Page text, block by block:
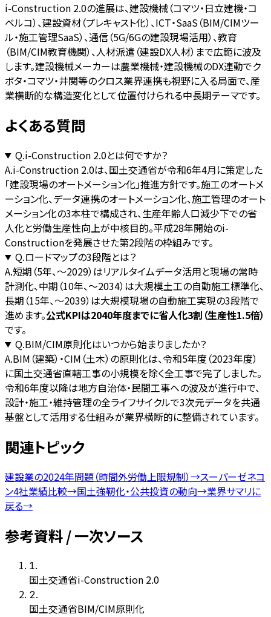
i-Construction 2.0の進展は、建設機械（コマツ・日立建機・コ
ベルコ）、建設資材（プレキャスト化）、ICT・SaaS（BIM/CIMツー
ル・施工管理SaaS）、通信（5G/6Gの建設現場活用）、教育
（BIM/CIM教育機関）、人材派遣（建設DX人材）まで広範に波及
します。建設機械メーカーは農業機械・建設機械のDX連動でク
ボタ・コマツ・井関等のクロス業界連携も視野に入る局面で、産
業横断的な構造変化として位置付けられる中長期テーマです。
よくある質問
Q.i-Construction 2.0とは何ですか？
A.i-Construction 2.0は、国土交通省が令和6年4月に策定した
「建設現場のオートメーション化」推進方針です。施工のオートメ
ーション化、データ連携のオートメーション化、施工管理のオート
メーション化の3本柱で構成され、生産年齢人口減少下での省
人化と労働生産性向上が中核目的。平成28年開始のi-
Constructionを発展させた第2段階の枠組みです。
Q.ロードマップの3段階とは？
A.短期（5年、〜2029）はリアルタイムデータ活用と現場の常時
計測化、中期（10年、〜2034）は大規模土工の自動施工標準化、
長期（15年、〜2039）は大規模現場の自動施工実現の3段階で
進めます。公式KPIは2040年度までに省人化3割（生産性1.5倍）
です。
Q.BIM/CIM原則化はいつから始まりましたか？
A.BIM（建築）・CIM（土木）の原則化は、令和5年度（2023年度）
に国土交通省直轄工事の小規模を除く全工事で完了しました。
令和6年度以降は地方自治体・民間工事への波及が進行中で、
設計・施工・維持管理の全ライフサイクルで3次元データを共通
基盤として活用する仕組みが業界横断的に整備されています。
関連トピック
建設業の2024年問題（時間外労働上限規制）→スーパーゼネコ
ン4社業績比較→国土強靭化・公共投資の動向→業界サマリに
戻る→
参考資料 / 一次ソース
1.
国土交通省i-Construction 2.0
2.
国土交通省BIM/CIM原則化